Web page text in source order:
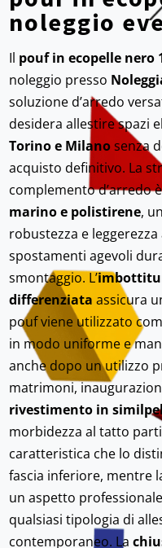
noleggio
Il pouf in ecopelle nero
noleggio presso
soluzione d’arredo
desidera allestire spazi
Torino e Milanosenza
acquisto definitivo. La
complemento d’arredo
marino e polistirene,
robustezza e
spostamenti agevoli
smontaggio. L’
differenziata assicura
pouf viene utilizzato
in modo uniforme e
anche dopo un utilizzo
matrimoni,
rivestimento in
morbidezza al tatto
caratteristica che lo
fascia inferiore, mentre
un aspetto
qualsiasi tipologia di
contemporaneo. La